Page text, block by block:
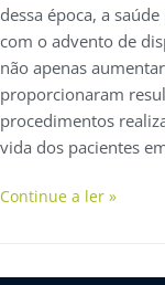
dessa época, a
com o advento de
não apenas
proporcionaram
procedimentos
vida dos pacientes
Continue a ler »